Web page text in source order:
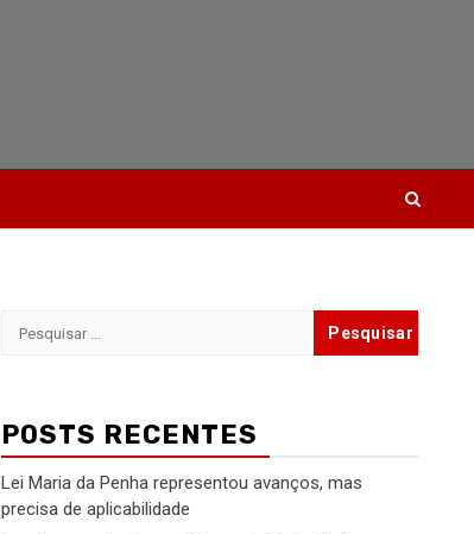
Pesquisar
POSTS RECENTES
Lei Maria da Penha representou avanços, mas
precisa de aplicabilidade